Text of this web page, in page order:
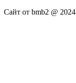
Сайт от bmb2 @ 2024